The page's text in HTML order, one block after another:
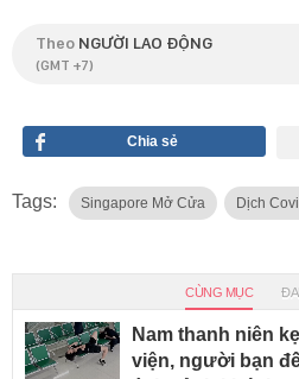
Theo NGƯỜI LAO ĐỘNG
(GMT +7)
Chia sẻ
Tags: Singapore Mở Cửa Dịch
CÙNG MỤC
Nam thanh niên
viện, người bạn